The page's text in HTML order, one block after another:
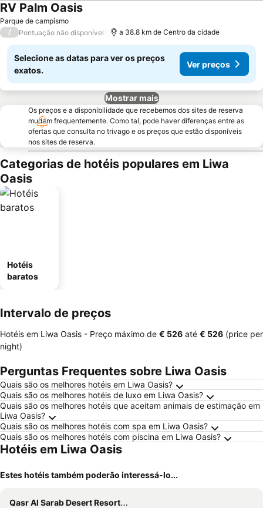
Parque de campismo
RV Palm OasisVer preços
/ Pontuação não disponível a 38.8 km de Centro da cidade
Selecione as datas para ver os preços
exatos.
Ver preços
Mostrar mais
Os preços e a disponibilidade que recebemos dos sites de reserva
mudam frequentemente. Como tal, pode haver diferenças entre as
ofertas que consulta no trivago e os preços que estão disponíveis
nos sites de reserva.
Categorias de hotéis populares em Liwa
Oasis
Hotéis
baratos
Intervalo de preços
Hotéis em Liwa Oasis - Preço máximo de ‎€ 526 até ‎€ 526 (price per
night)
Perguntas Frequentes sobre Liwa Oasis
Quais são os melhores hotéis em Liwa Oasis?
Quais são os melhores hotéis de luxo em Liwa Oasis?
Quais são os melhores hotéis que aceitam animais de estimação em
Liwa Oasis?
Quais são os melhores hotéis com spa em Liwa Oasis?
Quais são os melhores hotéis com piscina em Liwa Oasis?
Hotéis em Liwa Oasis
Estes hotéis também poderão interessá-lo...
Qasr Al Sarab Desert Resort by Anantara